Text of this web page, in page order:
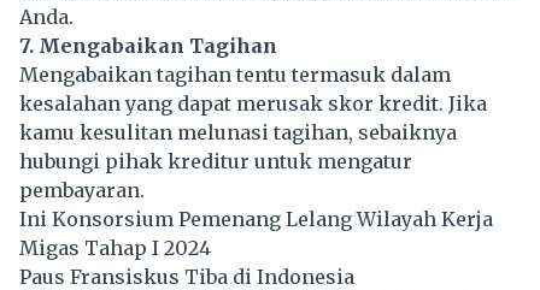
Anda.
7. Mengabaikan Tagihan
Mengabaikan tagihan tentu termasuk dalam
kesalahan yang dapat merusak skor kredit. Jika
kamu kesulitan melunasi tagihan, sebaiknya
hubungi pihak kreditur untuk mengatur
pembayaran.
Ini Konsorsium Pemenang Lelang Wilayah Kerja
Migas Tahap I 2024
Paus Fransiskus Tiba di Indonesia